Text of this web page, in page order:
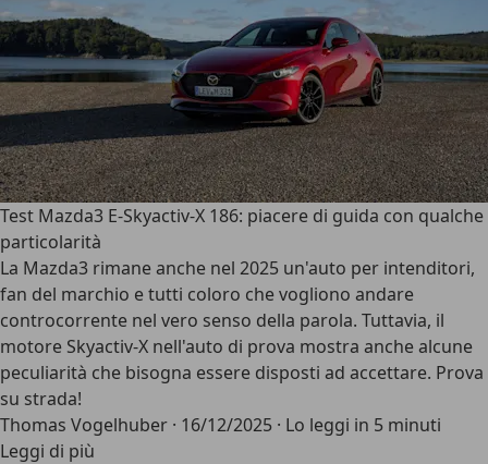
Test Mazda3 E-Skyactiv-X 186: piacere di guida con qualche
particolarità
La Mazda3 rimane anche nel 2025 un'auto per intenditori,
fan del marchio e tutti coloro che vogliono andare
controcorrente nel vero senso della parola. Tuttavia, il
motore Skyactiv-X nell'auto di prova mostra anche alcune
peculiarità che bisogna essere disposti ad accettare. Prova
su strada!
Thomas Vogelhuber · 16/12/2025 · Lo leggi in 5 minuti
Leggi di più